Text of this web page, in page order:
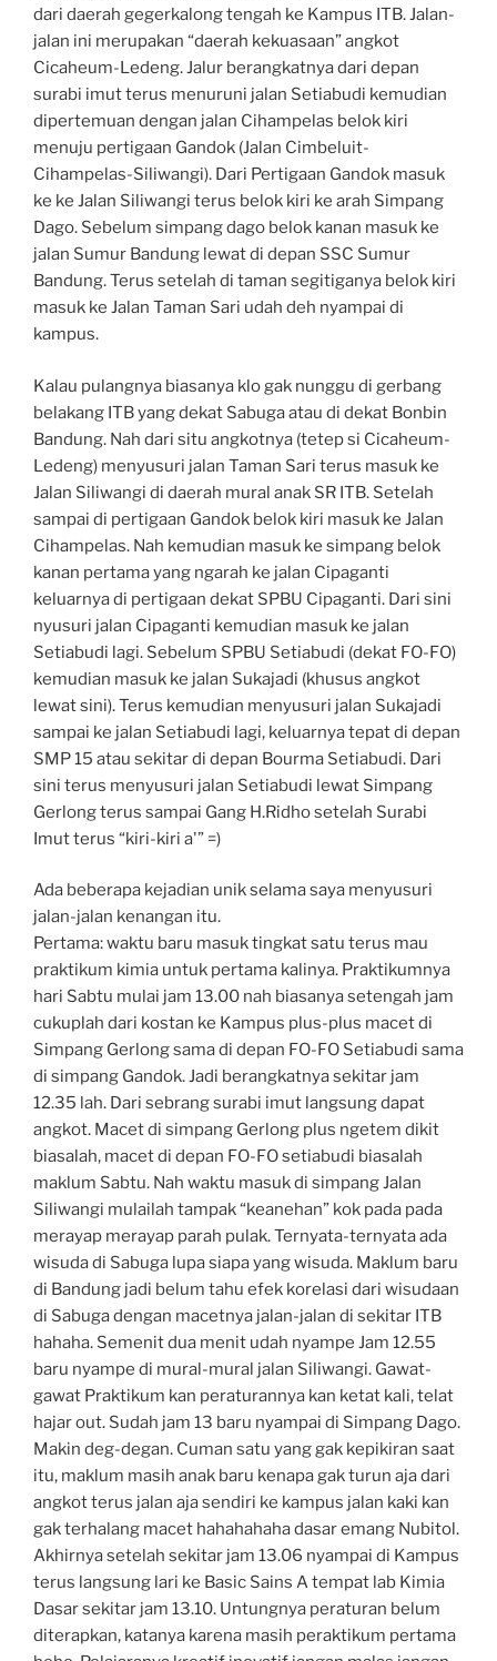
dari daerah gegerkalong tengah ke Kampus ITB. Jalan-
jalan ini merupakan “daerah kekuasaan” angkot
Cicaheum-Ledeng. Jalur berangkatnyadari depan
surabi imut terus menuruni jalan Setiabudi kemudian
dipertemuan dengan jalan Cihampelas belok kiri
menuju pertigaan Gandok (Jalan Cimbeluit-
Cihampelas-Siliwangi). Dari Pertigaan Gandok masuk
ke ke Jalan Siliwangi terus belok kiri ke arah Simpang
Dago. Sebelum simpang dago belok kanan masuk ke
jalan Sumur Bandung lewat di depan SSC Sumur
Bandung. Terus setelah di taman segitiganya belok kiri
masuk ke Jalan Taman Sari udah deh nyampai di
kampus.
Kalau pulangnya biasanya klo gak nunggu di gerbang
belakang ITB yang dekat Sabuga atau di dekat Bonbin
Bandung. Nah dari situ angkotnya (tetep si Cicaheum-
Ledeng) menyusuri jalan Taman Sari terus masuk ke
Jalan Siliwangi di daerah mural anak SR ITB. Setelah
sampai di pertigaan Gandok belok kiri masuk ke Jalan
Cihampelas. Nah kemudian masuk ke simpang belok
kanan pertama yang ngarah ke jalan Cipaganti
keluarnya di pertigaan dekat SPBU Cipaganti. Dari sini
nyusuri jalan Cipaganti kemudian masuk ke jalan
Setiabudi lagi. Sebelum SPBU Setiabudi (dekat FO-FO)
kemudian masuk ke jalan Sukajadi (khusus angkot
lewat sini). Terus kemudian menyusuri jalan Sukajadi
sampai ke jalan Setiabudi lagi, keluarnya tepat di depan
SMP 15 atau sekitar di depan Bourma Setiabudi. Dari
sini terus menyusuri jalan Setiabudi lewat Simpang
Gerlong terus sampai Gang H.Ridho setelah Surabi
Imut terus “kiri-kiri a'” =)
Ada beberapa kejadian unik selama saya menyusuri
jalan-jalan kenangan itu.
Pertama: waktu baru masuk tingkat satu terus mau
praktikum kimia untuk pertama kalinya. Praktikumnya
hari Sabtu mulai jam 13.00 nah biasanya setengah jam
cukuplah dari kostan ke Kampus plus-plus macet di
Simpang Gerlong sama di depan FO-FO Setiabudi sama
di simpang Gandok. Jadi berangkatnya sekitar jam
12.35 lah. Dari sebrang surabi imut langsung dapat
angkot. Macet di simpang Gerlong plus ngetem dikit
biasalah, macet di depan FO-FO setiabudi biasalah
maklum Sabtu. Nah waktu masuk di simpang Jalan
Siliwangi mulailah tampak “keanehan” kok pada pada
merayap merayap parah pulak. Ternyata-ternyata ada
wisuda di Sabuga lupa siapa yang wisuda. Maklum baru
di Bandung jadi belum tahu efek korelasi dari wisudaan
di Sabuga dengan macetnya jalan-jalan di sekitar ITB
hahaha. Semenit dua menit udah nyampe Jam 12.55
baru nyampe di mural-mural jalan Siliwangi. Gawat-
gawat Praktikum kan peraturannya kan ketat kali, telat
hajar out. Sudah jam 13 baru nyampai di Simpang Dago.
Makin deg-degan. Cuman satu yang gak kepikiran saat
itu, maklum masih anak baru kenapa gak turun aja dari
angkot terus jalan aja sendiri ke kampus jalan kaki kan
gak terhalang macet hahahahaha dasar emang Nubitol.
Akhirnya setelah sekitar jam 13.06 nyampai di Kampus
terus langsung lari ke Basic Sains A tempat lab Kimia
Dasar sekitar jam 13.10. Untungnya peraturan belum
diterapkan, katanya karena masih peraktikum pertama